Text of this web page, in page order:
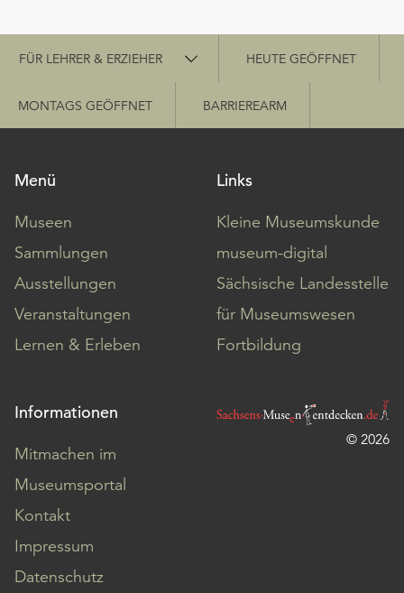
Schnellzugriff
FÜR LEHRER & ERZIEHER HEUTE GEÖFFNET
MONTAGS GEÖFFNET BARRIEREARM
Menü
Museen
Sammlungen
Ausstellungen
Veranstaltungen
Lernen & Erleben
Links
Kleine Museumskunde
museum-digital
Sächsische Landesstelle
für Museumswesen
Fortbildung
Informationen
Mitmachen im
Museumsportal
Kontakt
Impressum
Datenschutz
© 2026